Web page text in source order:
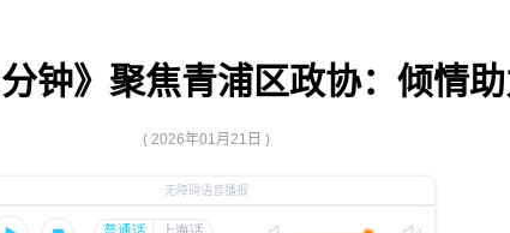
钟》聚焦青浦区政协：倾情
( 2026年01月21日 )